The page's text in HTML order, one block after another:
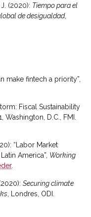
(2020): Tiempo para el
de desigualdad,
make fintech a priority”,
Fiscal Sustainability
Washington, D.C., FMI.
“Labor Market
America”, Working
.
Securing climate
, Londres, ODI.